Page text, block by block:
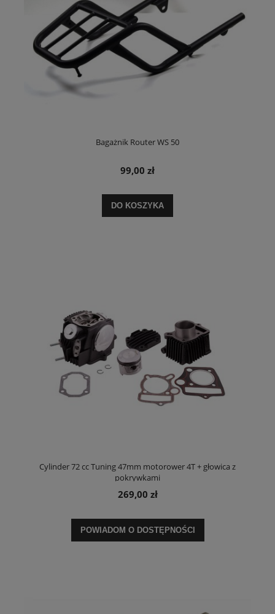
Bagażnik Router WS 50
99,00 zł
DO KOSZYKA
Cylinder 72 cc Tuning 47mm motorower 4T + głowica z
pokrywkami
269,00 zł
POWIADOM O DOSTĘPNOŚCI